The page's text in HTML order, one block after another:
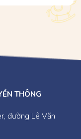
THÔNG
đường Lê Văn